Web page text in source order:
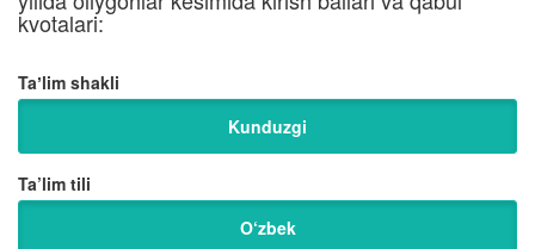
kvotalari:
Taʼlim shakli
Kunduzgi
Ta’lim tili
O‘zbek